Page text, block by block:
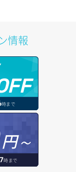
情報
時まで
円～
時まで